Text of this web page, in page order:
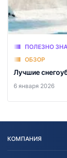
ПОЛЕЗНО
ОБЗОР
Лучшие
6 января 2026
КОМПАНИЯ